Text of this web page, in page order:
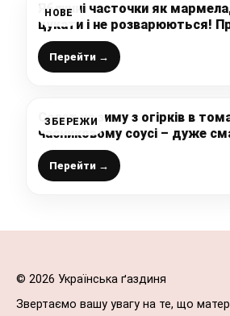
НОВЕ
Яблучні часточки як
цукати і не розварюються!
варення із яблук на зиму!
завжди мало!
Перейти →
ЗБЕРЕЖИ
Салат на зиму з огірків в
часниковому соусі – дуже
Перейти →
© 2026 Українська ґаздиня
Звертаємо вашу увагу на те, що